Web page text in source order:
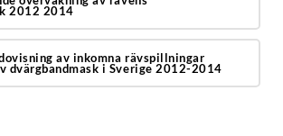
2012 2014
av inkomna rävspillningar
dvärgbandmask i Sverige 2012-2014